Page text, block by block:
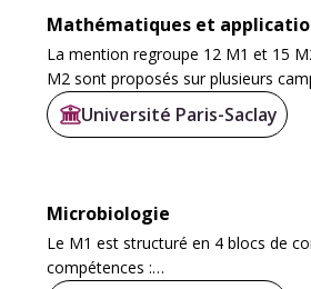
Mathématiques et
La mention regroupe 12 M1 et 15
M2 sont proposés sur plusieurs
programmes de cours et des
Dans plusieurs thématiques, il existe
Université Paris-Saclay
Microbiologie
Le M1 est structuré en 4 blocs de
compétences :